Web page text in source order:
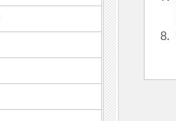
8.